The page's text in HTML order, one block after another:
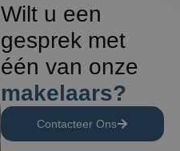
Wilt u een
gesprek met
één van onze
makelaars?
Contacteer Ons